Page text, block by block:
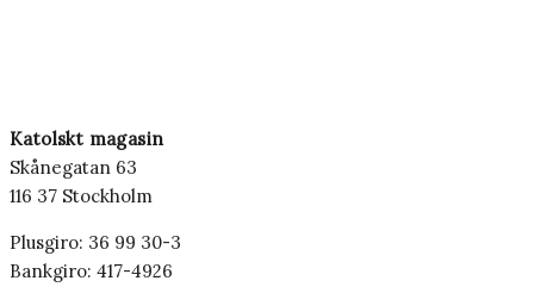
Katolskt magasin
Skånegatan 63
116 37 Stockholm
Plusgiro: 36 99 30-3
Bankgiro: 417-4926